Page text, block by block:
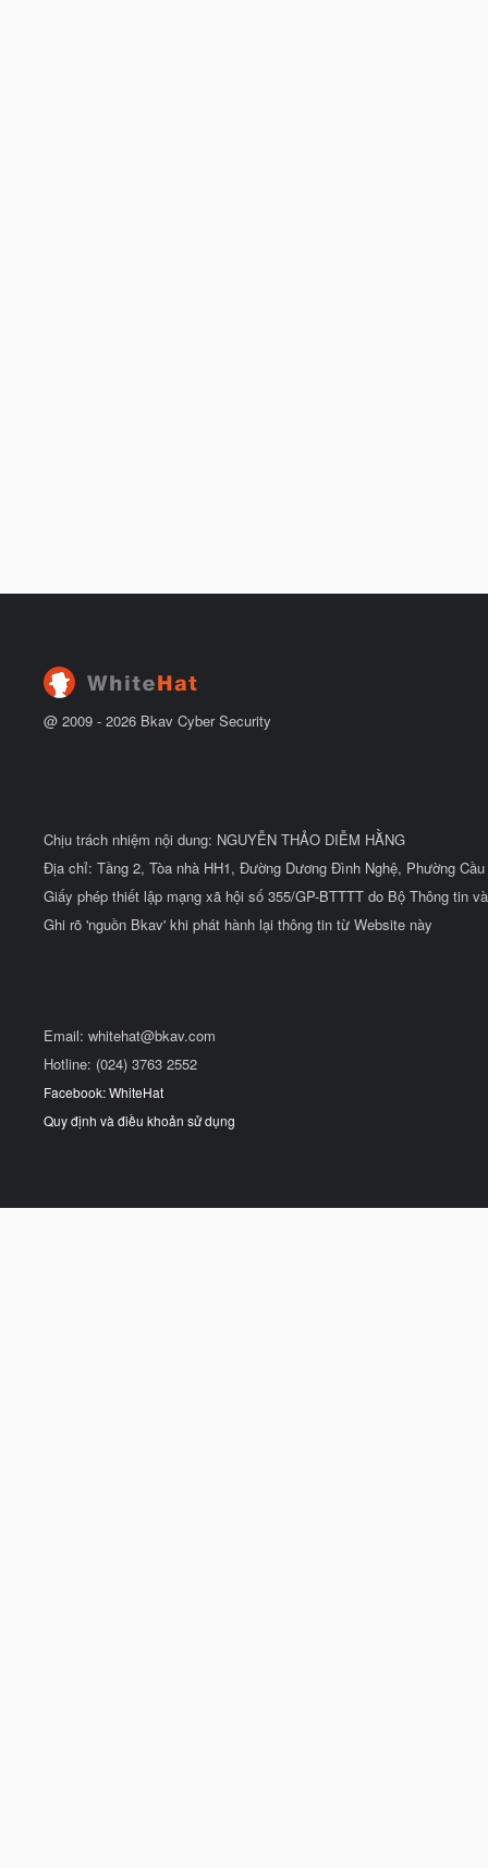
@ 2009 - 2026 Bkav Cyber Security
Chịu trách nhiệm nội dung: NGUYỄN THẢO DIỄM HẰNG
Địa chỉ: Tầng 2, Tòa nhà HH1, Đường Dương Đình Nghệ, Phường
Giấy phép thiết lập mạng xã hội số 355/GP-BTTTT do Bộ Thông tin
Ghi rõ 'nguồn Bkav' khi phát hành lại thông tin từ Website này
Email: whitehat@bkav.com
Hotline: (024) 3763 2552
Facebook: WhiteHat
Quy định và điều khoản sử dụng